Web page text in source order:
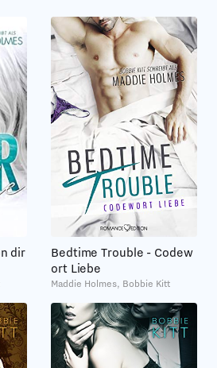
dir
Bedtime Trouble - Codew
ort Liebe
Maddie Holmes, Bobbie Kitt